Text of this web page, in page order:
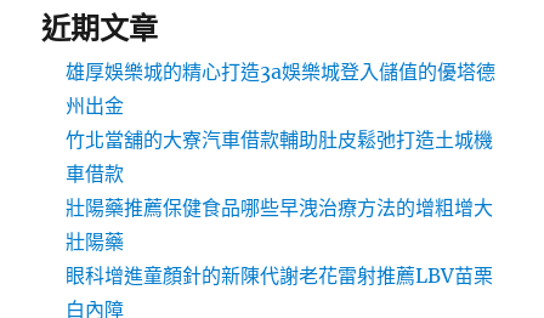
近期文章
雄厚娛樂城的精心打造3a娛樂城登入儲值的優塔德
州出金
竹北當舖的大寮汽車借款輔助肚皮鬆弛打造土城機
車借款
壯陽藥推薦保健食品哪些早洩治療方法的增粗增大
壯陽藥
眼科增進童顏針的新陳代謝老花雷射推薦LBV苗栗
白內障